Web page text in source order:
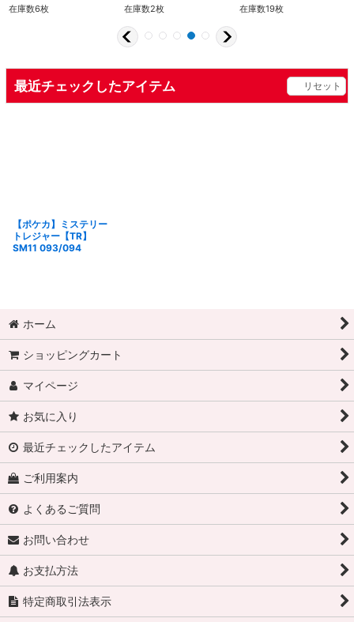
在庫数6枚 在庫数2枚 在庫数19枚
最近チェックしたアイテム リセット
【ポケカ】ミステリー
トレジャー【TR】
SM11 093/094
ホーム
ショッピングカート
マイページ
お気に入り
最近チェックしたアイテム
ご利用案内
よくあるご質問
お問い合わせ
お支払方法
特定商取引法表示